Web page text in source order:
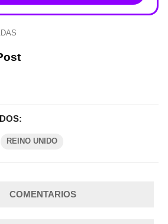
REINO UNIDO
COMENTARIOS